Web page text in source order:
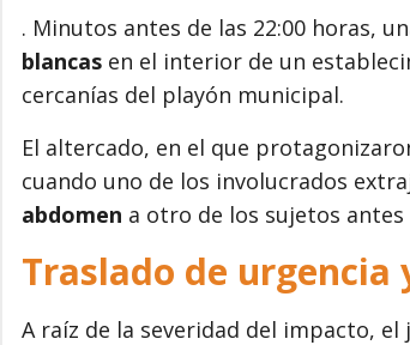
. Minutos antes de las 22:00 horas,
blancas en el interior de un
cercanías del playón municipal.
El altercado, en el que
cuando uno de los involucrados
abdomen a otro de los sujetos antes
Traslado de
A raíz de la severidad del impacto,